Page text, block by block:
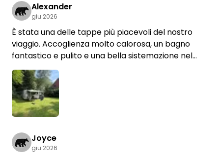
Torneremo sicuramente presto!
Alexander
giu 2026
È stata una delle tappe più piacevoli del nostro
viaggio. Accoglienza molto calorosa, un bagno
fantastico e pulito e una bella sistemazione nel
cuore di un giardino verdeggiante. Il supermercato
e la panetteria sono raggiungibili a piedi in pochi
minuti.
Torneremo volentieri.
Joyce
giu 2026